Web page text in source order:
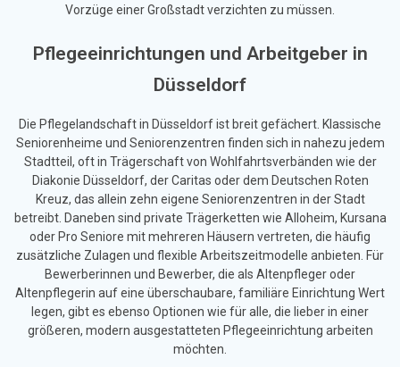
Vorzüge einer Großstadt verzichten zu müssen.
Pflegeeinrichtungen und Arbeitgeber in
Düsseldorf
Die Pflegelandschaft in Düsseldorf ist breit gefächert. Klassische
Seniorenheime und Seniorenzentren finden sich in nahezu jedem
Stadtteil, oft in Trägerschaft von Wohlfahrtsverbänden wie der
Diakonie Düsseldorf, der Caritas oder dem Deutschen Roten
Kreuz, das allein zehn eigene Seniorenzentren in der Stadt
betreibt. Daneben sind private Trägerketten wie Alloheim, Kursana
oder Pro Seniore mit mehreren Häusern vertreten, die häufig
zusätzliche Zulagen und flexible Arbeitszeitmodelle anbieten. Für
Bewerberinnen und Bewerber, die als Altenpfleger oder
Altenpflegerin auf eine überschaubare, familiäre Einrichtung Wert
legen, gibt es ebenso Optionen wie für alle, die lieber in einer
größeren, modern ausgestatteten Pflegeeinrichtung arbeiten
möchten.